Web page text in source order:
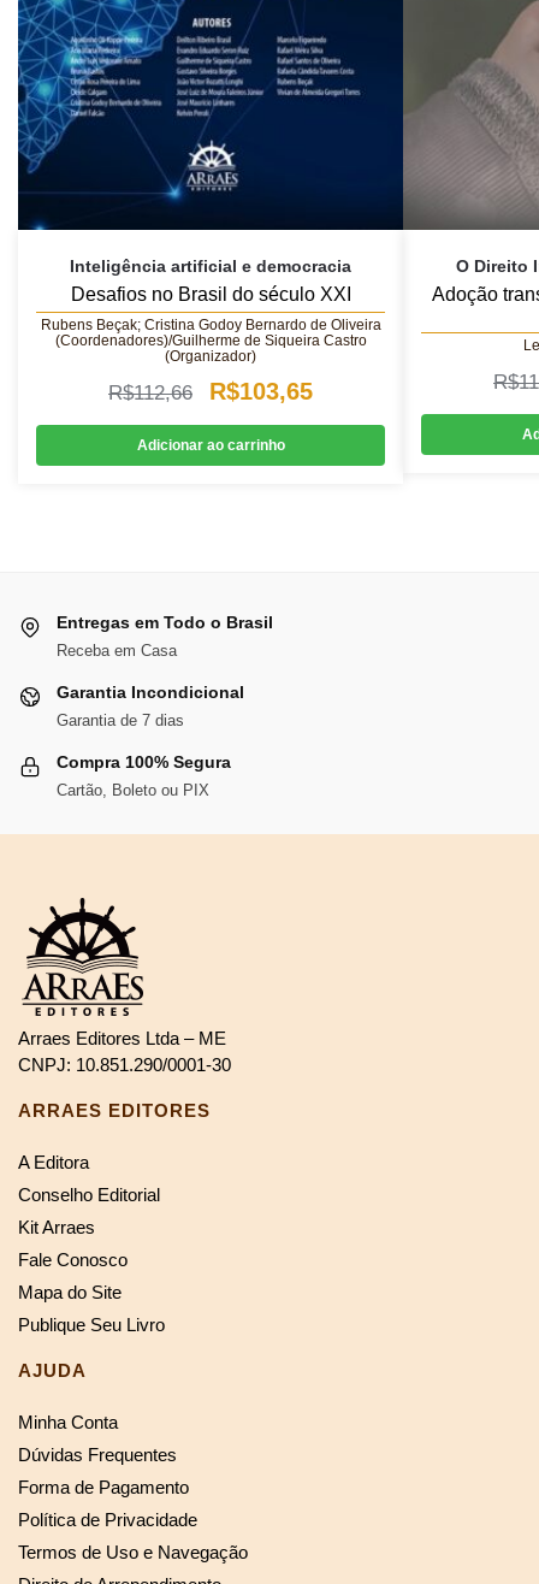
Inteligência artificial e democracia
Desafios no Brasil do século XXI
Rubens Beçak; Cristina Godoy Bernardo de Oliveira
(Coordenadores)/Guilherme de Siqueira Castro
(Organizador)
R$112,66
O
preço
original
R$103,65O
preço
atual
Adicionar ao carrinho
O Direito
Adoção
R$
Entregas em Todo o Brasil
Receba em Casa
Garantia Incondicional
Garantia de 7 dias
Compra 100% Segura
Cartão, Boleto ou PIX
Arraes Editores Ltda – ME
CNPJ: 10.851.290/0001-30
ARRAES EDITORES
A Editora
Conselho Editorial
Kit Arraes
Fale Conosco
Mapa do Site
Publique Seu Livro
AJUDA
Minha Conta
Dúvidas Frequentes
Forma de Pagamento
Política de Privacidade
Termos de Uso e Navegação